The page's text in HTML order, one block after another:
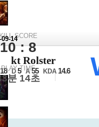
SCORE
10 : 8
PLAY TIME
분 14초
09-14
2024 월드 챔피언십
최종전 4세트
kt Rolster
18 D 5 A 55 KDA 14.6